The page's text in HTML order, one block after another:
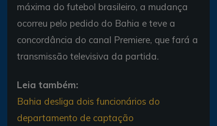
máxima do futebol brasileiro, a mudança
ocorreu pelo pedido do Bahia e teve a
concordância do canal Premiere, que fará a
transmissão televisiva da partida.
Leia também:
Bahia desliga dois funcionários do
departamento de captação